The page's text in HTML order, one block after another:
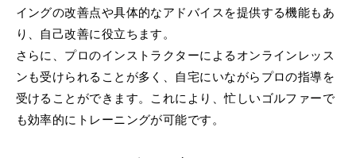
イングの改善点や具体的なアドバイスを提供する機能もあ
り、自己改善に役立ちます。
さらに、プロのインストラクターによるオンラインレッス
ンも受けられることが多く、自宅にいながらプロの指導を
受けることができます。これにより、忙しいゴルファーで
も効率的にトレーニングが可能です。